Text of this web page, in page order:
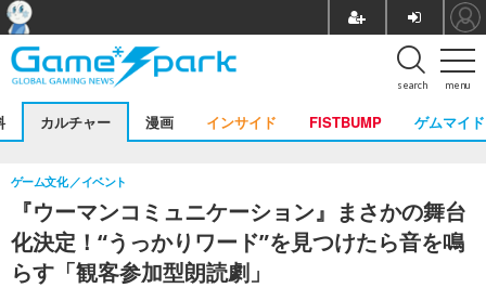
menu
search
カルチャー 漫画 インサイド FISTBUMP ゲムマイド
『ウーマンコミュニケーション』まさかの舞台
化決定！“うっかりワード”を見つけたら音を鳴
らす「観客参加型朗読劇」
ゲーム文化 イベント